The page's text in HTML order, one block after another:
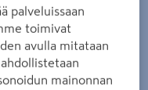
palveluissaan
toimivat
avulla mitataan
mainonnan